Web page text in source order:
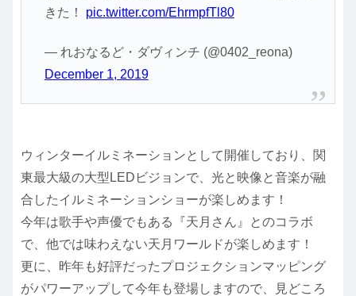
きた！ pic.twitter.com/EhrmpfTl80
— れおなるど・ダヴィンチ (@0402_reona)
December 1, 2019
ウィンターイルミネーションとして開催しており、関
東最大級の大型LEDビジョンで、光と映像と音楽が融
合したイルミネーションショーが楽しめます！
今年は歌手や声優でもある『天月さん』とのコラボ
で、他では味わえない天月ワールドが楽しめます！
更に、昨年も好評だったプロジェクションマッピング
がパワーアップして今年も登場しますので、見どころ